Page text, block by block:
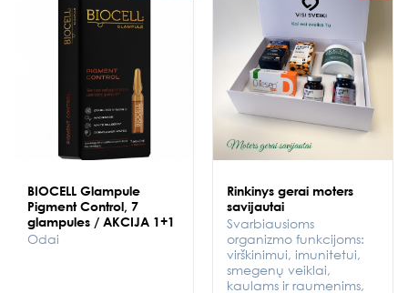
BIOCELL Glampule
Pigment Control, 7
glampules / AKCIJA 1+1
Odai
Rinkinys gerai moters
savijautai
Svarbiausioms
organizmo funkcijoms:
virškinimui, imunitetui,
smegenų veiklai,
kaulams ir raumenims,